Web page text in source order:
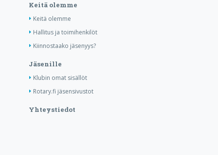
Keitä olemme
Keitä olemme
Hallitus ja toimihenkilöt
Kiinnostaako jäsenyys?
Jäsenille
Klubin omat sisällöt
Rotary.fi jäsensivustot
Yhteystiedot